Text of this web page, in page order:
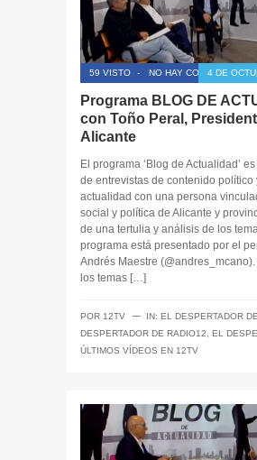
59 VISTO - NO HAY COMENTARIOS
4 DE
Programa BLOG DE
con Toño Peral,
Alicante
El programa ‘Blog de Actualidad’
de entrevistas de contenido político
actualidad con una persona
social y política de Alicante y
de una tertulia y análisis de los
programa está presentado por el
Andrés Maestre
los temas […]
POR 12TV ─ IN: EL DESPERTADOR
DESPERTADOR DE RADIO12
EL
ÚLTIMOS VÍDEOS EN 12TV